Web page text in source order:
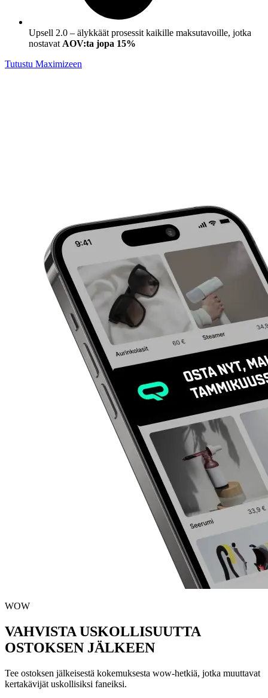
Upsell 2.0 – älykkäät prosessit kaikille maksutavoille, jotka
nostavat AOV:ta jopa 15%
Tutustu Maximizeen
WOW
VAHVISTA USKOLLISUUTTA
OSTOKSEN JÄLKEEN
Tee ostoksen jälkeisestä kokemuksesta wow-hetkiä, jotka muuttavat
kertakävijät uskollisiksi faneiksi.